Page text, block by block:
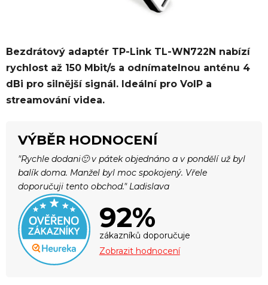
Bezdrátový adaptér TP-Link TL-WN722N nabízí
rychlost až 150 Mbit/s a odnímatelnou anténu 4
dBi pro silnější signál. Ideální pro VoIP a
streamování videa.
VÝBĚR HODNOCENÍ
"Rychle dodani🙂 v pátek objednáno a v pondělí už byl
balík doma. Manžel byl moc spokojený. Vřele
doporučuji tento obchod." Ladislava
92%
zákazníků doporučuje
Zobrazit hodnocení